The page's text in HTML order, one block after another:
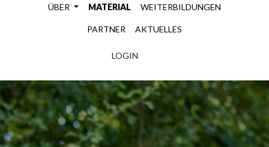
ÜBER MATERIAL WEITERBILDUNGEN
PARTNER AKTUELLES
LOGIN